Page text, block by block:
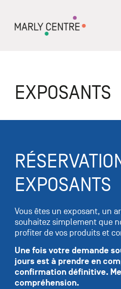
EXPOSANTS
EXPOSANTS
Vous êtes un exposant, un
souhaitez simplement que
profiter de vos produits et
Une fois votre demande
jours est à prendre en
confirmation définitive.
compréhension.